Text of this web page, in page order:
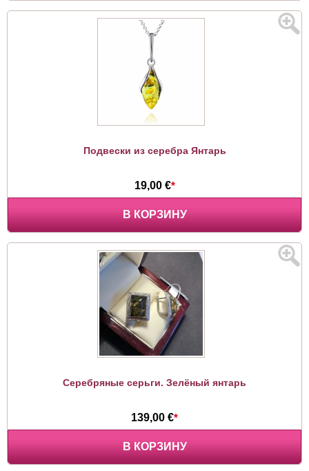
Подвески из серебра Янтарь
19,00 €*
В КОРЗИНУ
Серебряные серьги. Зелёный янтарь
139,00 €*
В КОРЗИНУ